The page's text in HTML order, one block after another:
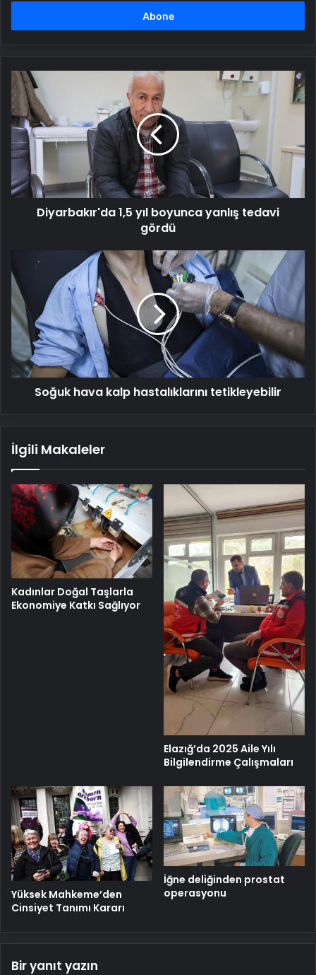
Diyarbakır'da
1,5
yıl
boyunca
yanlış
tedavi
gördü
Diyarbakır'da 1,5 yıl boyunca yanlış tedavi
gördü
hava
kalp
hastalıklarını
tetikleyebilir
Soğuk hava kalp hastalıklarını tetikleyebilir
İlgili Makaleler
Kadınlar Doğal Taşlarla
Ekonomiye Katkı Sağlıyor
Elazığ’da 2025 Aile Yılı
Bilgilendirme Çalışmaları
Yüksek Mahkeme’den
Cinsiyet Tanımı Kararı
İğne deliğinden prostat
operasyonu
Bir yanıt yazın